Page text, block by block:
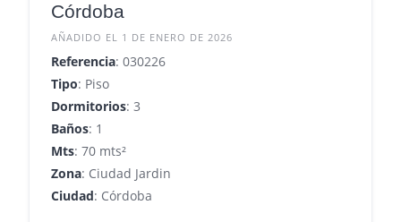
Córdoba
AÑADIDO EL 1 DE ENERO DE 2026
Referencia: 030226
Tipo: Piso
Dormitorios: 3
Baños: 1
Mts: 70 mts²
Zona: Ciudad Jardin
Ciudad: Córdoba